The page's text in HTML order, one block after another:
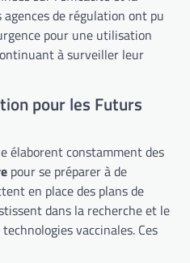
de régulation ont pu
pour une utilisation
à surveiller leur
pour les Futurs
élaborent constamment des
pour se préparer à de
en place des plans de
dans la recherche et le
vaccinales. Ces